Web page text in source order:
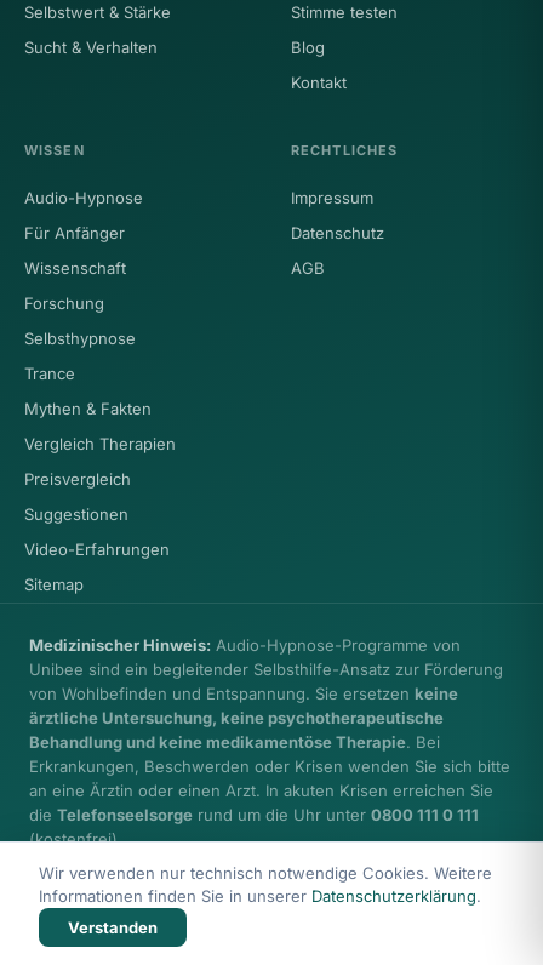
Selbstwert & Stärke
Sucht & Verhalten
Stimme testen
Blog
Kontakt
WISSEN
Audio-Hypnose
Für Anfänger
Wissenschaft
Forschung
Selbsthypnose
Trance
Mythen & Fakten
Vergleich Therapien
Preisvergleich
Suggestionen
Video-Erfahrungen
Sitemap
RECHTLICHES
Impressum
Datenschutz
AGB
Medizinischer Hinweis: Audio-Hypnose-Programme von
Unibee sind ein begleitender Selbsthilfe-Ansatz zur Förderung
von Wohlbefinden und Entspannung. Sie ersetzen keine
ärztliche Untersuchung, keine psychotherapeutische
Behandlung und keine medikamentöse Therapie. Bei
Erkrankungen, Beschwerden oder Krisen wenden Sie sich bitte
an eine Ärztin oder einen Arzt. In akuten Krisen erreichen Sie
die Telefonseelsorge rund um die Uhr unter 0800 111 0 111
(kostenfrei).
© 2026 Health Care unibee Institute · Ingo Simon
Wir verwenden nur technisch notwendige Cookies. Weitere
Informationen finden Sie in unserer Datenschutzerklärung.
Verstanden